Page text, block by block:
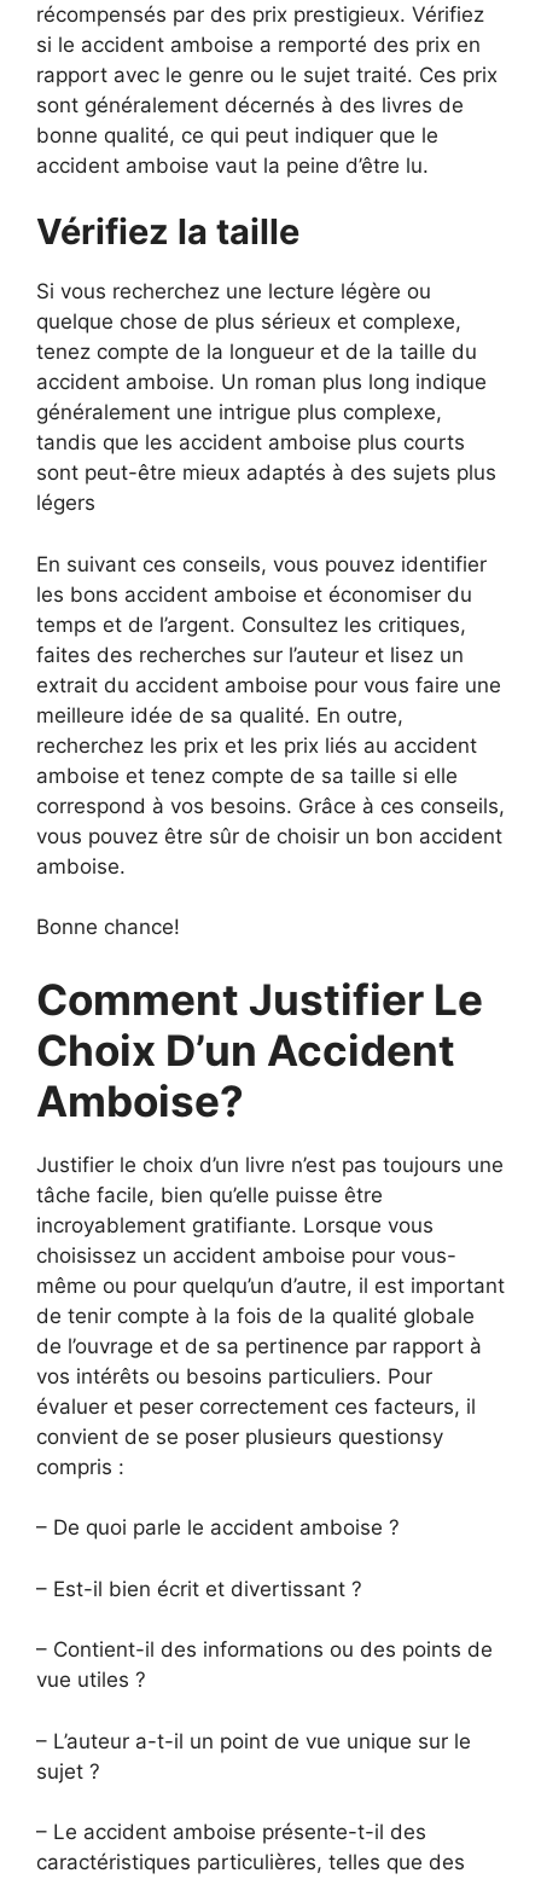
récompensés par des prix prestigieux. Vérifiez
si le accident amboise a remporté des prix en
rapport avec le genre ou le sujet traité. Ces prix
sont généralement décernés à des livres de
bonne qualité, ce qui peut indiquer que le
accident amboise vaut la peine d’être lu.
Vérifiez la taille
Si vous recherchez une lecture légère ou
quelque chose de plus sérieux et complexe,
tenez compte de la longueur et de la taille du
accident amboise. Un roman plus long indique
généralement une intrigue plus complexe,
tandis que les accident amboise plus courts
sont peut-être mieux adaptés à des sujets plus
légers
En suivant ces conseils, vous pouvez identifier
les bons accident amboise et économiser du
temps et de l’argent. Consultez les critiques,
faites des recherches sur l’auteur et lisez un
extrait du accident amboise pour vous faire une
meilleure idée de sa qualité. En outre,
recherchez les prix et les prix liés au accident
amboise et tenez compte de sa taille si elle
correspond à vos besoins. Grâce à ces conseils,
vous pouvez être sûr de choisir un bon accident
amboise.
Bonne chance!
Comment Justifier Le
Choix D’un Accident
Amboise?
Justifier le choix d’un livre n’est pas toujours une
tâche facile, bien qu’elle puisse être
incroyablement gratifiante. Lorsque vous
choisissez un accident amboise pour vous-
même ou pour quelqu’un d’autre, il est important
de tenir compte à la fois de la qualité globale
de l’ouvrage et de sa pertinence par rapport à
vos intérêts ou besoins particuliers. Pour
évaluer et peser correctement ces facteurs, il
convient de se poser plusieurs questionsy
compris :
– De quoi parle le accident amboise ?
– Est-il bien écrit et divertissant ?
– Contient-il des informations ou des points de
vue utiles ?
– L’auteur a-t-il un point de vue unique sur le
sujet ?
– Le accident amboise présente-t-il des
caractéristiques particulières, telles que des